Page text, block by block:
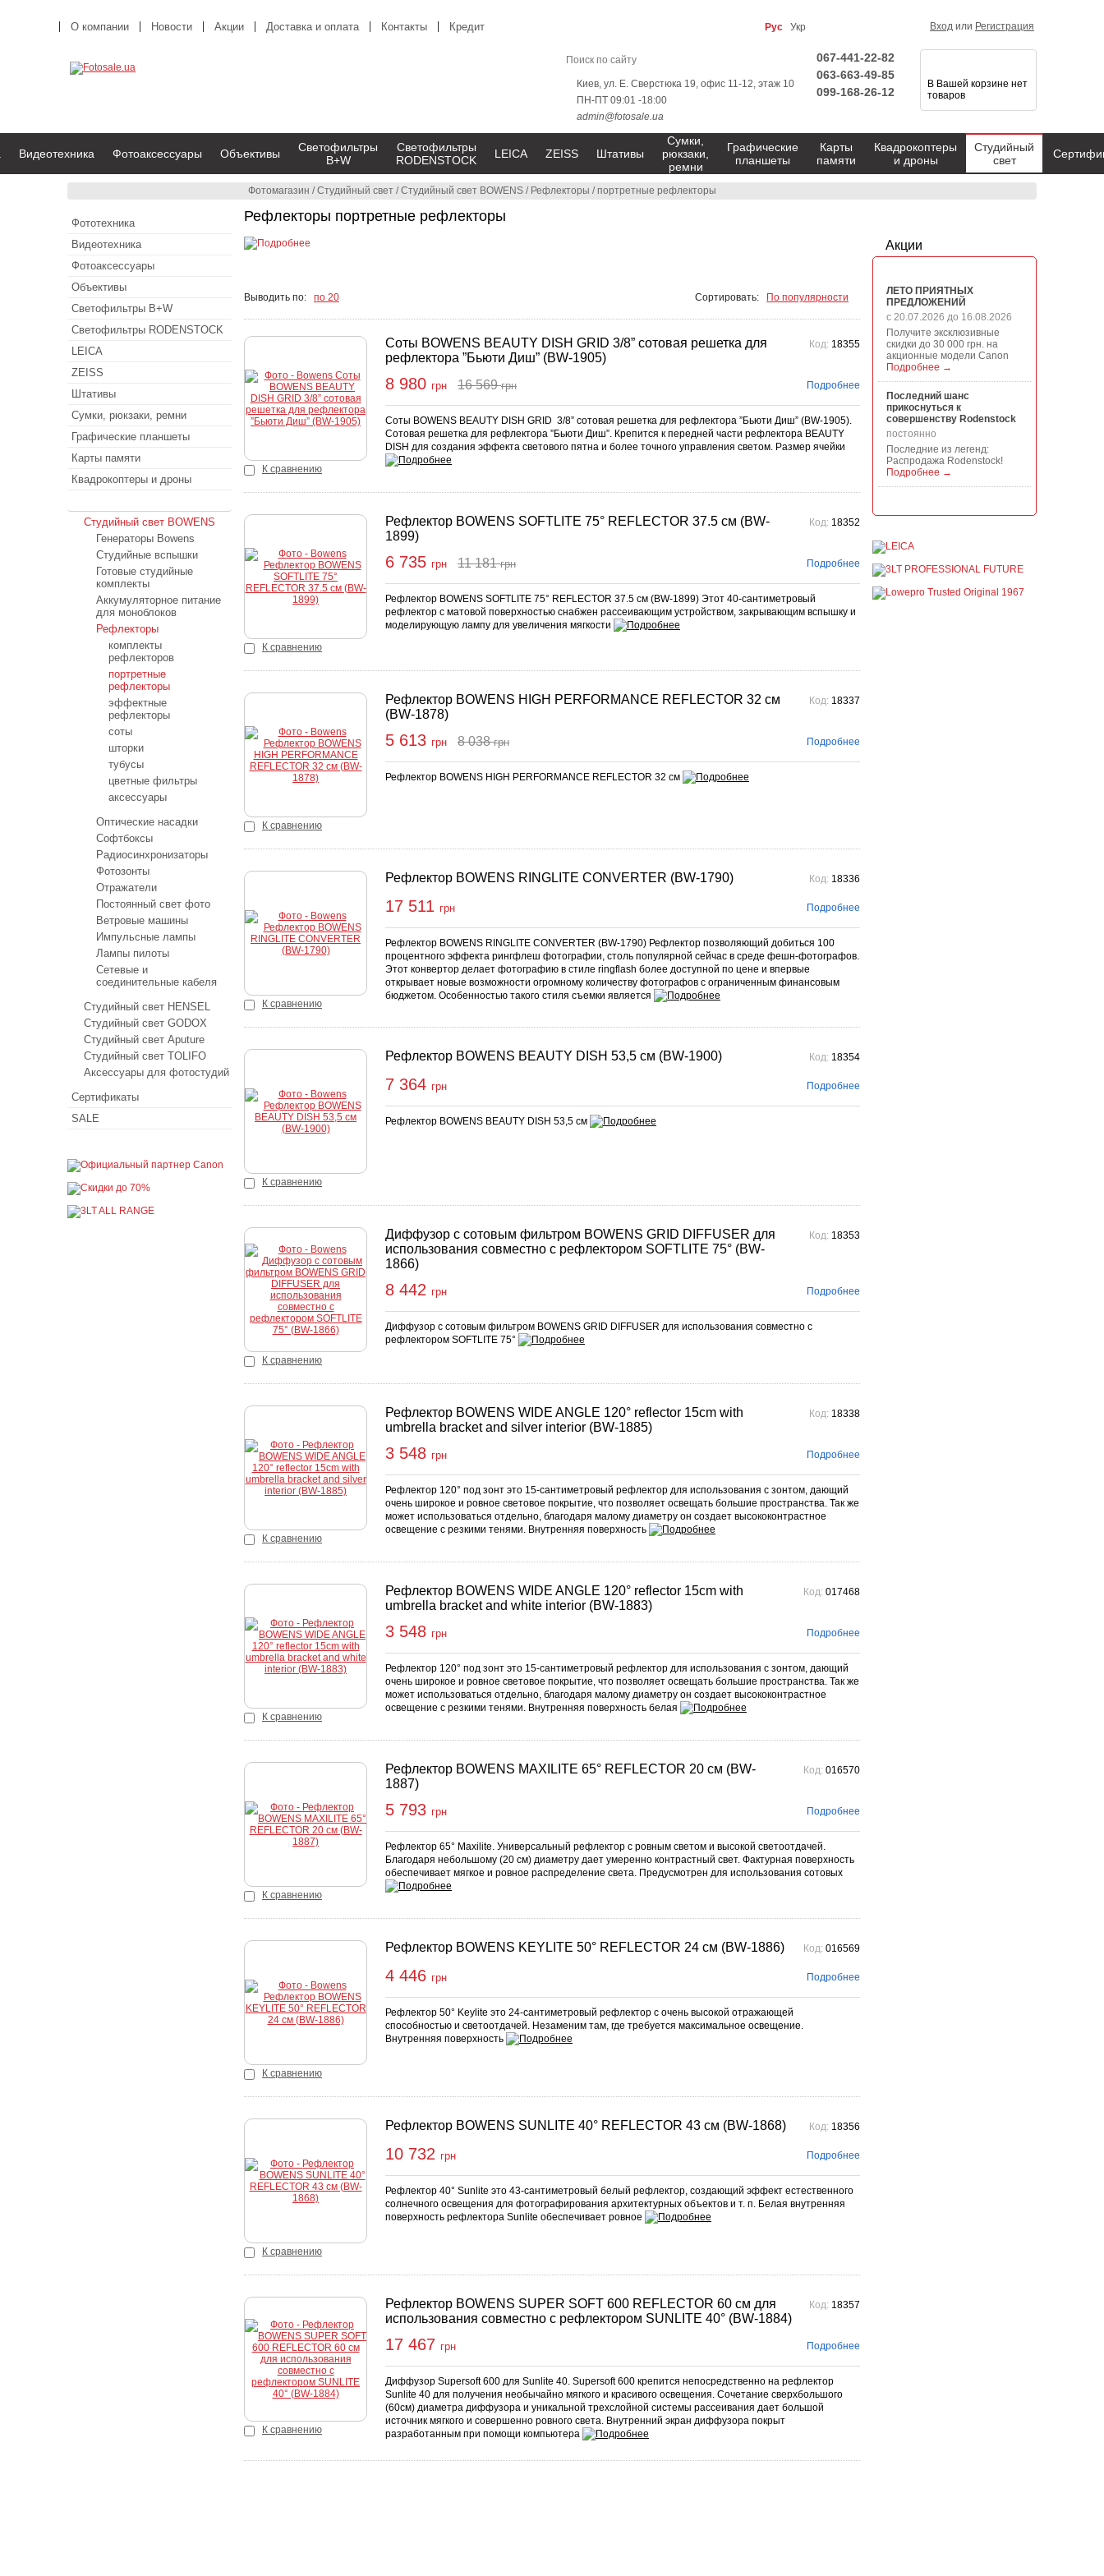
Фотомагазин /Студийный свет /Студийный свет BOWENS / Рефлекторы / портретные рефлекторы
Рефлекторы портретные рефлекторы
Выводить по: по 20 Сортировать: По популярности
К сравнению
Соты BOWENS BEAUTY DISH GRID 3/8” сотовая решетка для
рефлектора ”Бьюти Диш” (BW-1905)
Код: 18355
8 980 грн 16 569грн
Купить Подробнее
Соты BOWENS BEAUTY DISH GRID 3/8” сотовая решетка для рефлектора ”Бьюти Диш” (BW-1905).
Сотовая решетка для рефлектора ”Бьюти Диш”. Крепится к передней части рефлектора BEAUTY
DISH для создания эффекта светового пятна и более точного управления светом. Размер ячейки
К сравнению
Рефлектор BOWENS SOFTLITE 75° REFLECTOR 37.5 см (BW-
1899)
Код: 18352
6 735 грн 11 181грн
Купить Подробнее
Рефлектор BOWENS SOFTLITE 75° REFLECTOR 37.5 см (BW-1899) Этот 40-сантиметровый
рефлектор с матовой поверхностью снабжен рассеивающим устройством, закрывающим вспышку и
моделирующую лампу для увеличения мягкости
К сравнению
Рефлектор BOWENS HIGH PERFORMANCE REFLECTOR 32 см
(BW-1878)
Код: 18337
5 613 грн 8 038грн
Купить Подробнее
Рефлектор BOWENS HIGH PERFORMANCE REFLECTOR 32 см
К сравнению
Рефлектор BOWENS RINGLITE CONVERTER (BW-1790) Код: 18336
17 511 грн Подробнее
Рефлектор BOWENS RINGLITE CONVERTER (BW-1790) Рефлектор позволяющий добиться 100
процентного эффекта рингфлеш фотографии, столь популярной сейчас в среде фешн-фотографов.
Этот конвертор делает фотографию в стиле ringflash более доступной по цене и впервые
открывает новые возможности огромному количеству фотографов с ограниченным финансовым
бюджетом. Особенностью такого стиля съемки является
К сравнению
Рефлектор BOWENS BEAUTY DISH 53,5 см (BW-1900) Код: 18354
7 364 грн Подробнее
Рефлектор BOWENS BEAUTY DISH 53,5 см
К сравнению
Диффузор с сотовым фильтром BOWENS GRID DIFFUSER для
использования совместно с рефлектором SOFTLITE 75° (BW-
1866)
Код: 18353
8 442 грн
Купить Подробнее
Диффузор с сотовым фильтром BOWENS GRID DIFFUSER для использования совместно с
рефлектором SOFTLITE 75°
К сравнению
Рефлектор BOWENS WIDE ANGLE 120° reflector 15cm with
umbrella bracket and silver interior (BW-1885)
Код: 18338
3 548 грн
Купить Подробнее
Рефлектор 120° под зонт это 15-сантиметровый рефлектор для использования с зонтом, дающий
очень широкое и ровное световое покрытие, что позволяет освещать большие пространства. Так же
может использоваться отдельно, благодаря малому диаметру он создает высококонтрастное
освещение с резкими тенями. Внутренняя поверхность
К сравнению
Рефлектор BOWENS WIDE ANGLE 120° reflector 15cm with
umbrella bracket and white interior (BW-1883)
Код: 017468
3 548 грн
Купить Подробнее
Рефлектор 120° под зонт это 15-сантиметровый рефлектор для использования с зонтом, дающий
очень широкое и ровное световое покрытие, что позволяет освещать большие пространства. Так же
может использоваться отдельно, благодаря малому диаметру он создает высококонтрастное
освещение с резкими тенями. Внутренняя поверхность белая
К сравнению
Рефлектор BOWENS MAXILITE 65° REFLECTOR 20 см (BW-
1887)
Код: 016570
5 793 грн
Купить Подробнее
Рефлектор 65° Maxilite. Универсальный рефлектор с ровным светом и высокой светоотдачей.
Благодаря небольшому (20 см) диаметру дает умеренно контрастный свет. Фактурная поверхность
обеспечивает мягкое и ровное распределение света. Предусмотрен для использования сотовых
К сравнению
Рефлектор BOWENS KEYLITE 50° REFLECTOR 24 см (BW-1886) Код: 016569
4 446 грн Подробнее
Рефлектор 50° Keylite это 24-сантиметровый рефлектор с очень высокой отражающей
способностью и светоотдачей. Незаменим там, где требуется максимальное освещение.
Внутренняя поверхность
К сравнению
Рефлектор BOWENS SUNLITE 40° REFLECTOR 43 см (BW-1868) Код: 18356
10 732 грн Подробнее
Рефлектор 40° Sunlite это 43-сантиметровый белый рефлектор, создающий эффект естественного
солнечного освещения для фотографирования архитектурных объектов и т. п. Белая внутренняя
поверхность рефлектора Sunlite обеспечивает ровное
К сравнению
Рефлектор BOWENS SUPER SOFT 600 REFLECTOR 60 см для
использования совместно с рефлектором SUNLITE 40° (BW-1884)
Код: 18357
17 467 грн
Купить Подробнее
Диффузор Supersoft 600 для Sunlite 40. Supersoft 600 крепится непосредственно на рефлектор
Sunlite 40 для получения необычайно мягкого и красивого освещения. Сочетание сверхбольшого
(60см) диаметра диффузора и уникальной трехслойной системы рассеивания дает большой
источник мягкого и совершенно ровного света. Внутренний экран диффузора покрыт
разработанным при помощи компьютера
Акции
ЛЕТО ПРИЯТНЫХ
ПРЕДЛОЖЕНИЙ
с 20.07.2026 до 16.08.2026
Получите эксклюзивные
скидки до 30 000 грн. на
акционные модели Canon
Подробнее →
Последний шанс
прикоснуться к
совершенству Rodenstock
постоянно
Последние из легенд:
Распродажа Rodenstock!
Подробнее →
Manfrotto, National
продукции Manfrotto, National
гарантиров...
Подробнее →
О компании Новости Акции Доставка и оплата Контакты Кредит Рус Укр Вход или Регистрация
Киев, ул. Е. Сверстюка 19, офис 11-12, этаж 10
ПН-ПТ 09:01 -18:00
admin@fotosale.ua
067-441-22-82
063-663-49-85
099-168-26-12
В Вашей корзине нет
товаров
Видеотехника Фотоаксессуары Объективы
Светофильтры
B+W
Светофильтры
RODENSTOCK
LEICA ZEISS Штативы
Сумки,
рюкзаки,
ремни
Графические
планшеты
Карты
памяти
Квадрокоптеры
и дроны
Студийный
свет
Фототехника
Видеотехника
Фотоаксессуары
Объективы
Светофильтры B+W
Светофильтры RODENSTOCK
LEICA
ZEISS
Штативы
Сумки, рюкзаки, ремни
Графические планшеты
Карты памяти
Квадрокоптеры и дроны
Студийный свет BOWENS
Генераторы Bowens
Студийные вспышки
Готовые студийные
комплекты
Аккумуляторное питание
для моноблоков
Рефлекторы
комплекты
рефлекторов
портретные
рефлекторы
эффектные
рефлекторы
соты
шторки
тубусы
цветные фильтры
аксессуары
Оптические насадки
Софтбоксы
Радиосинхронизаторы
Фотозонты
Отражатели
Постоянный свет фото
Ветровые машины
Импульсные лампы
Лампы пилоты
Сетевые и
соединительные кабеля
Студийный свет HENSEL
Студийный свет GODOX
Студийный свет Aputure
Студийный свет TOLIFO
Аксессуары для фотостудий
Сертификаты
SALE